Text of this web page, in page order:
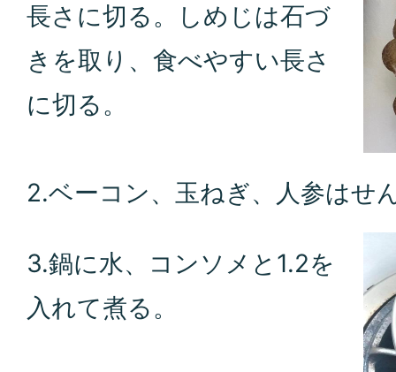
長さに切る。しめじは石づ
きを取り、食べやすい長さ
に切る。
2.ベーコン、玉ねぎ、人参はせ
3.鍋に水、コンソメと1.2を
入れて煮る。